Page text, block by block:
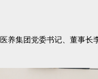
养集团党委书记、董事